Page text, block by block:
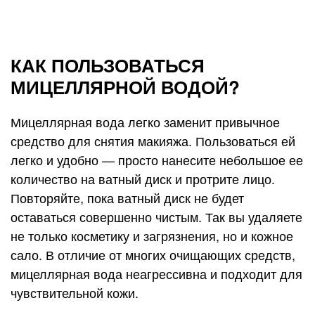
КАК ПОЛЬЗОВАТЬСЯ
МИЦЕЛЛЯРНОЙ ВОДОЙ?
Мицеллярная вода легко заменит привычное
средство для снятия макияжа. Пользоваться ей
легко и удобно — просто нанесите небольшое ее
количество на ватный диск и протрите лицо.
Повторяйте, пока ватный диск не будет
оставаться совершенно чистым. Так вы удаляете
не только косметику и загрязнения, но и кожное
сало. В отличие от многих очищающих средств,
мицеллярная вода неагрессивна и подходит для
чувствительной кожи.